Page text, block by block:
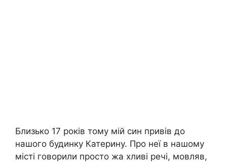
Близько 17 років тому мій син привів до
нашого будинку Катерину. Про неї в нашому
місті говорили просто жа хливі речі, мовляв,